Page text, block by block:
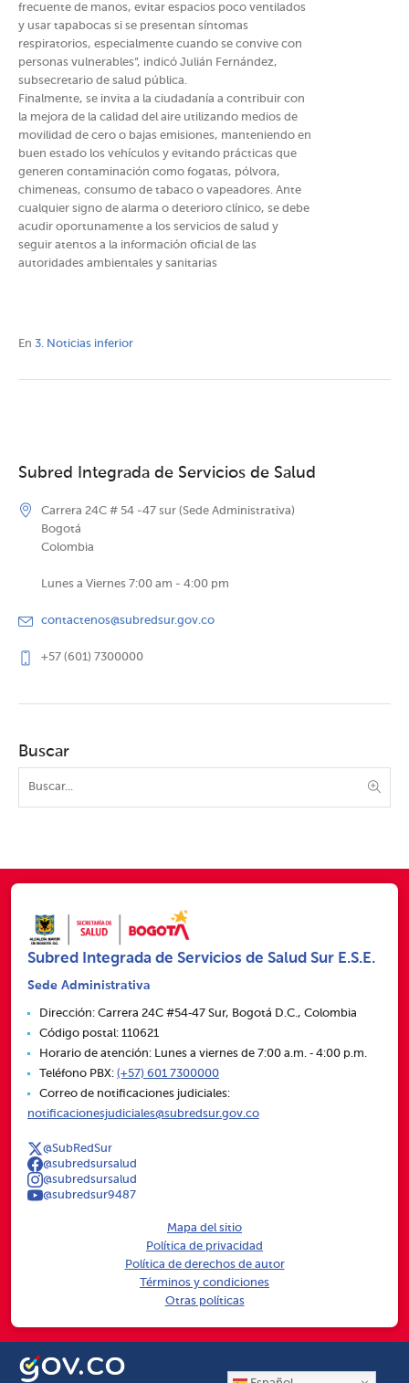
frecuente de manos, evitar espacios poco ventilados
y usar tapabocas si se presentan síntomas
respiratorios, especialmente cuando se convive con
personas vulnerables”, indicó Julián Fernández,
subsecretario de salud pública.
Finalmente, se invita a la ciudadanía a contribuir con
la mejora de la calidad del aire utilizando medios de
movilidad de cero o bajas emisiones, manteniendo en
buen estado los vehículos y evitando prácticas que
generen contaminación como fogatas, pólvora,
chimeneas, consumo de tabaco o vapeadores. Ante
cualquier signo de alarma o deterioro clínico, se debe
acudir oportunamente a los servicios de salud y
seguir atentos a la información oficial de las
autoridades ambientales y sanitarias​
En 3. Noticias inferior
Subred Integrada de Servicios de Salud
Carrera 24C # 54 -47 sur (Sede Administrativa)
Bogotá
Colombia
Lunes a Viernes 7:00 am - 4:00 pm
contactenos@subredsur.gov.co
+57 (601) 7300000
Buscar
Subred Integrada de Servicios de Salud Sur E.S.E.
Sede Administrativa
Dirección: Carrera 24C #54‑47 Sur, Bogotá D.C., Colombia
Código postal: 110621
Horario de atención: Lunes a viernes de 7:00 a.m. ‑ 4:00 p.m.
Teléfono PBX: (+57) 601 7300000
Correo de notificaciones judiciales:
notificacionesjudiciales@subredsur.gov.co
@SubRedSur
@subredsursalud
@subredsursalud
@subredsur9487
Mapa del sitio
Política de privacidad
Política de derechos de autor
Términos y condiciones
Otras políticas